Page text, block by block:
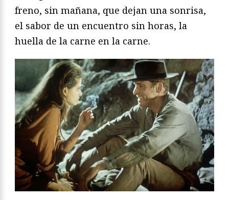
freno, sin mañana, que dejan una sonrisa,
el sabor de un encuentro sin horas, la
huella de la carne en la carne.